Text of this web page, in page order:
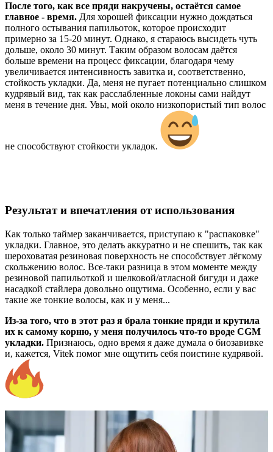
После того, как все пряди накручены, остаётся самое
главное - время. Для хорошей фиксации нужно дождаться
полного остывания папильоток, которое происходит
примерно за 15-20 минут. Однако, я стараюсь высидеть чуть
дольше, около 30 минут. Таким образом волосам даётся
больше времени на процесс фиксации, благодаря чему
увеличивается интенсивность завитка и, соответственно,
стойкость укладки. Да, меня не пугает потенциально слишком
кудрявый вид, так как расслабленные локоны сами найдут
меня в течение дня. Увы, мой около низкопористый тип волос
не способствуют стойкости укладок.
Результат и впечатления от использования
Как только таймер заканчивается, приступаю к "распаковке"
укладки. Главное, это делать аккуратно и не спешить, так как
шероховатая резиновая поверхность не способствует лёгкому
скольжению волос. Все-таки разница в этом моменте между
резиновой папильоткой и шелковой/атласной бигуди и даже
насадкой стайлера довольно ощутима. Особенно, если у вас
такие же тонкие волосы, как и у меня...
Из-за того, что в этот раз я брала тонкие пряди и крутила
их к самому корню, у меня получилось что-то вроде CGM
укладки. Признаюсь, одно время я даже думала о биозавивке
и, кажется, Vitek помог мне ощутить себя поистине кудрявой.